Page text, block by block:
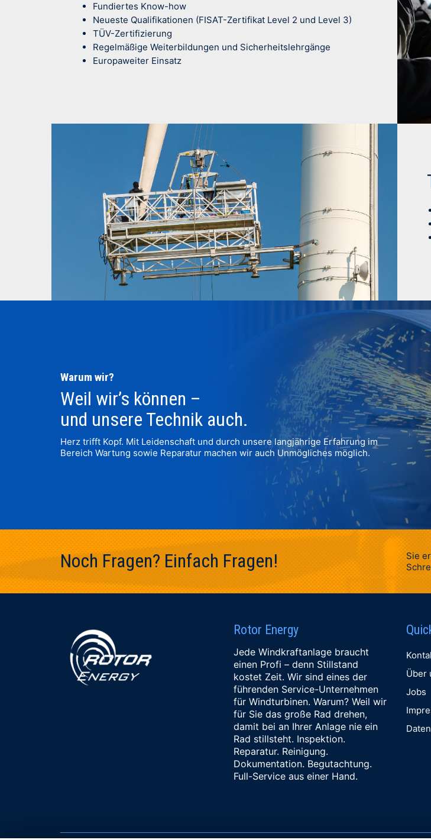
Fundiertes Know-how
Neueste Qualifikationen (FISAT-Zertifikat Level 2 und Level 3)
TÜV-Zertifizierung
Regelmäßige Weiterbildungen und Sicherheitslehrgänge
Europaweiter Einsatz
Warum wir?
Weil wir’s können –
und unsere Technik auch.
Herz trifft Kopf. Mit Leidenschaft und durch unsere langjährige Erfahrung im
Bereich Wartung sowie Reparatur machen wir auch Unmögliches möglich.
Noch Fragen? Einfach Fragen!
Sie
Rotor Energy
Jede Windkraftanlage braucht
einen Profi – denn Stillstand
kostet Zeit. Wir sind eines der
führenden Service-Unternehmen
für Windturbinen. Warum? Weil wir
für Sie das große Rad drehen,
damit bei an Ihrer Anlage nie ein
Rad stillsteht. Inspektion.
Reparatur. Reinigung.
Dokumentation. Begutachtung.
Full-Service aus einer Hand.
Über
Jobs